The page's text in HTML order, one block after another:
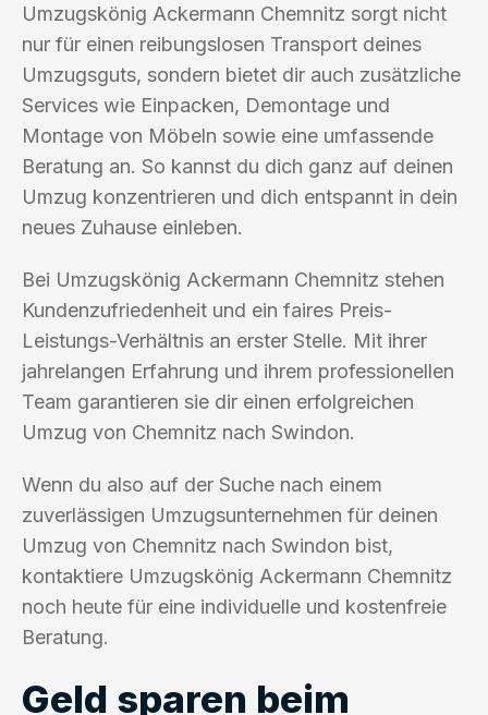
Umzugskönig Ackermann Chemnitz sorgt nicht
nur für einen reibungslosen Transport deines
Umzugsguts, sondern bietet dir auch zusätzliche
Services wie Einpacken, Demontage und
Montage von Möbeln sowie eine umfassende
Beratung an. So kannst du dich ganz auf deinen
Umzug konzentrieren und dich entspannt in dein
neues Zuhause einleben.
Bei Umzugskönig Ackermann Chemnitz stehen
Kundenzufriedenheit und ein faires Preis-
Leistungs-Verhältnis an erster Stelle. Mit ihrer
jahrelangen Erfahrung und ihrem professionellen
Team garantieren sie dir einen erfolgreichen
Umzug von Chemnitz nach Swindon.
Wenn du also auf der Suche nach einem
zuverlässigen Umzugsunternehmen für deinen
Umzug von Chemnitz nach Swindon bist,
kontaktiere Umzugskönig Ackermann Chemnitz
noch heute für eine individuelle und kostenfreie
Beratung.
Geld sparen beim